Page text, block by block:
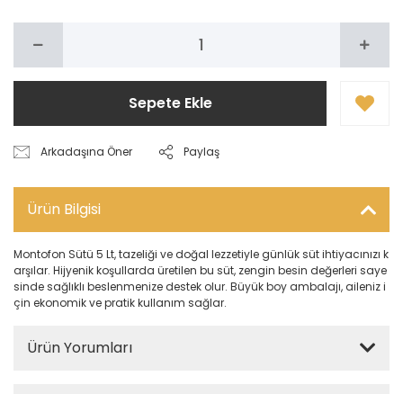
Sepete Ekle
Arkadaşına Öner Paylaş
Ürün Bilgisi
Montofon Sütü 5 Lt, tazeliği ve doğal lezzetiyle günlük süt ihtiyacınızı k
arşılar. Hijyenik koşullarda üretilen bu süt, zengin besin değerleri saye
sinde sağlıklı beslenmenize destek olur. Büyük boy ambalajı, aileniz i
çin ekonomik ve pratik kullanım sağlar.
Ürün Yorumları